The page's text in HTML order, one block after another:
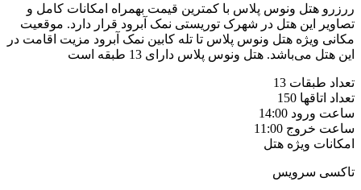
ررزرو هتل ونوس پلاس با کمترین قیمت بهمراه امکانات کامل و
تصاویر این هتل در شهرک توریستی نمک آبرود قرار دارد. موقعیت
مکانی ویژه هتل ونوس پلاس تا تله کابین نمک آبرود مزیت اقامت در
این هتل می‌باشد. هتل ونوس پلاس دارای 13 طبقه است
تعداد طبقات 13
تعداد اتاقها 150
ساعت ورود 14:00
ساعت خروج 11:00
امکانات ویژه هتل
تاکسی سرویس